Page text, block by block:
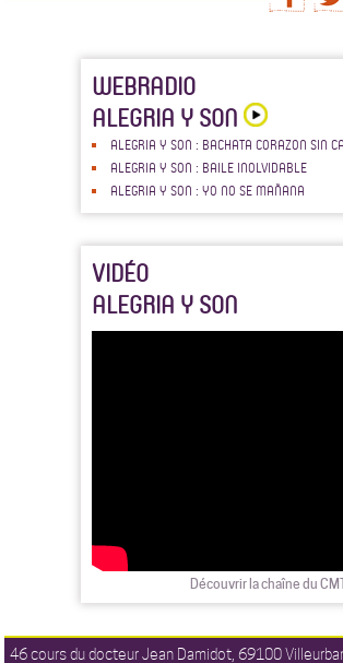
WEBRADIO
ALEGRIA Y SON
ALEGRIA Y SON : BACHATA CORAZON SIN
ALEGRIA Y SON : BAILE INOLVIDABLE
ALEGRIA Y SON : YO NO SE MAÑANA
VIDÉO
ALEGRIA Y SON
Découvrir la chaîne du
46 cours du docteur Jean Damidot, 69100